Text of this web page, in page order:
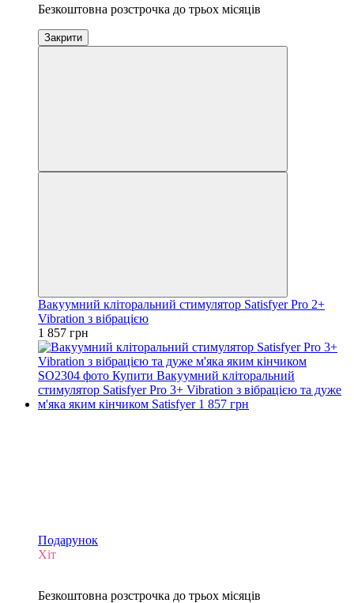
Безкоштовна розстрочка до трьох місяців
Закрити
Вакуумний кліторальний стимулятор Satisfyer Pro 2+
Vibration з вібрацією
1 857 грн
Подарунок
Хіт
Безкоштовна розстрочка до трьох місяців